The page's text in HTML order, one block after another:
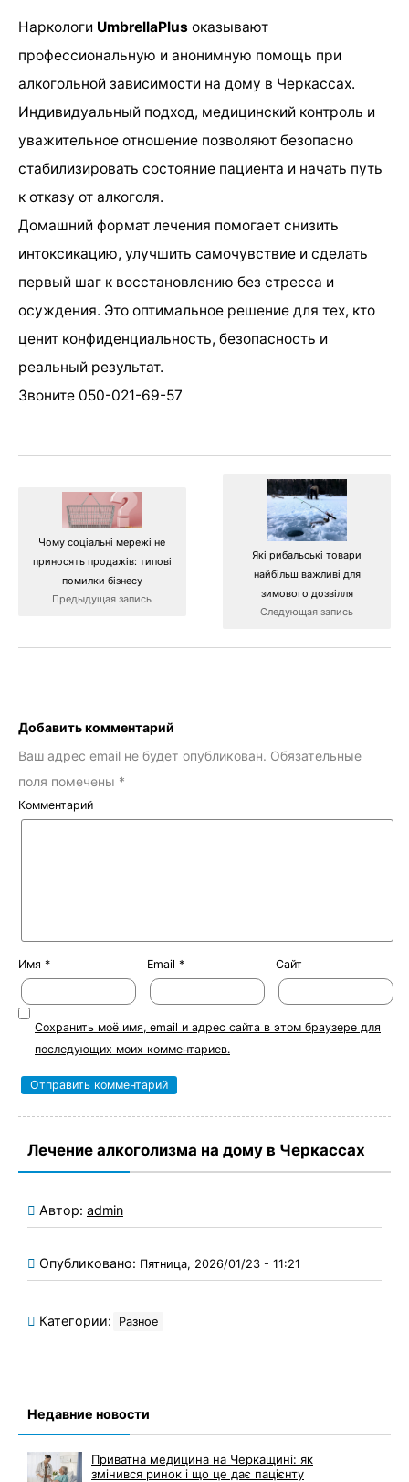
Наркологи UmbrellaPlus оказывают
профессиональную и анонимную помощь при
алкогольной зависимости на дому в Черкассах.
Индивидуальный подход, медицинский контроль и
уважительное отношение позволяют безопасно
стабилизировать состояние пациента и начать путь
к отказу от алкоголя.
Домашний формат лечения помогает снизить
интоксикацию, улучшить самочувствие и сделать
первый шаг к восстановлению без стресса и
осуждения. Это оптимальное решение для тех, кто
ценит конфиденциальность, безопасность и
реальный результат.
Звоните 050-021-69-57
Чому соціальні мережі не
приносять продажів: типові
помилки бізнесу
Предыдущая запись
Які рибальські товари
найбільш важливі для
зимового дозвілля
Следующая запись
Добавить комментарий
Ваш адрес email не будет опубликован. Обязательные
поля помечены *
Комментарий
Имя * Email * Сайт
Сохранить моё имя, email и адрес сайта в этом браузере для
последующих моих комментариев.
Лечение алкоголизма на дому в Черкассах
Автор: admin
Опубликовано: Пятница, 2026/01/23 - 11:21
Категории: Разное
Недавние новости
Приватна медицина на Черкащині: як
змінився ринок і що це дає пацієнту